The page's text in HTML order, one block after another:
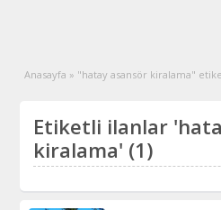
Anasayfa » "hatay asansör kiralama"
Etiketli ilanlar
kiralama' (1)